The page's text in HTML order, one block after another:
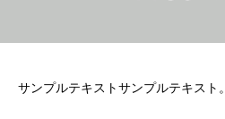
サンプルテキストサンプルテキスト。